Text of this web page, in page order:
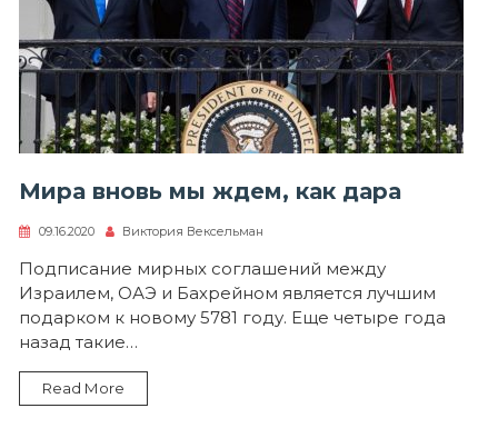
Мира вновь мы ждем, как дара
09.16.2020 Виктория Вексельман
Подписание мирных соглашений между
Израилем, ОАЭ и Бахрейном является лучшим
подарком к новому 5781 году. Еще четыре года
назад такие…
Read More